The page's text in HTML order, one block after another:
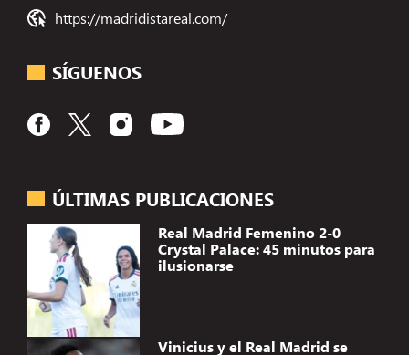
ÚLTIMAS PUBLICACIONES
Real Madrid Femenino 2-0
Crystal Palace: 45 minutos para
ilusionarse
Vinicius y el Real Madrid se
https://madridistareal.com/
SÍGUENOS